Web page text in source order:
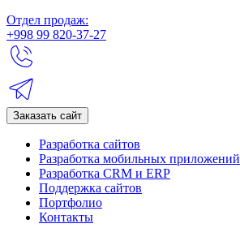
Отдел продаж:
+998 99 820-37-27
Заказать сайт
Разработка сайтов
Разработка мобильных приложений
Разработка CRM и ERP
Поддержка сайтов
Портфолио
Контакты